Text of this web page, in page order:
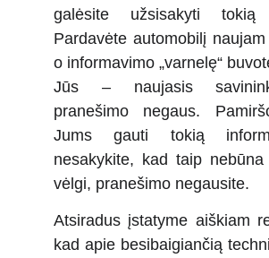
galėsite užsisakyti tokią
Pardavėte automobilį
o informavimo „varnelę“
Jūs – naujasis
pranešimo negaus.
Jums gauti tokią
nesakykite, kad taip
vėlgi, pranešimo negausite.
Atsiradus įstatyme aiškiam
kad apie besibaigiančią